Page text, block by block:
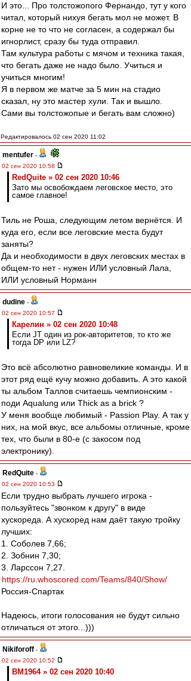
И это... Про толстожопого Фернандо, тут у кого
читал, который нихуя бегать мол не может. В
корне не то что не согласен, а содержал бы
игнорлист, сразу бы туда отправил.
Там культура работы с мячом и техника такая,
что бегать даже не надо было. Учиться и
учиться многим!
Я в первом же матче за 5 мин на стадио
сказал, ну это мастер хули. Так и вышло.
Сами вы толстожопые и бегать вам сложно)
Редактировалось 02 сен 2020 11:02
mentufer -
02 сен 2020 10:58
RedQuite » 02 сен 2020 10:46
Зато мы освобождаем леговское место, это
самое главное!
Тиль не Роша, следующим летом вернётся. И
куда его, если все леговские места будут
заняты?
Да и необходимости в двух леговских местах в
общем-то нет - нужен ИЛИ условный Лала,
ИЛИ условный Норманн
dudine -
02 сен 2020 10:57
Карелин » 02 сен 2020 10:48
Если JT один из рок-авторитетов, то кто же
тогда DP или LZ?
Это всё абсолютно равновеликие команды. И в
этот ряд ещё кучу можно добавить. А это какой
ты альбом Таллов считаешь чемпионским -
поди Aqualung или Thick as a brick ?
У меня вообще любимый - Passion Play. А так у
них, на мой вкус, все альбомы отличные, кроме
тех, что были в 80-е (с закосом под
электронику).
RedQuite -
02 сен 2020 10:53
Если трудно выбрать лучшего игрока -
пользуйтесь "звонком к другу" в виде
хускореда. А хускоред нам даёт такую тройку
лучших:
1. Соболев 7,66;
2. Зобнин 7,30;
3. Ларссон 7,27.
https://ru.whoscored.com/Teams/840/Show/
Россия-Спартак
Надеюсь, итоги голосования не будут сильно
отличаться от этого...)))
Nikiforoff -
02 сен 2020 10:52
BM1964 » 02 сен 2020 10:40